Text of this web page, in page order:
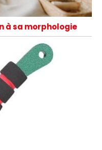
à sa morphologie